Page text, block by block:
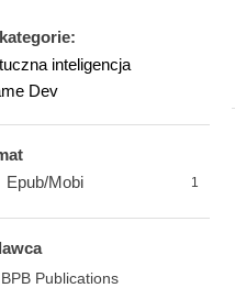
inteligencja
Dev
Epub/Mobi
1
BPB Publications